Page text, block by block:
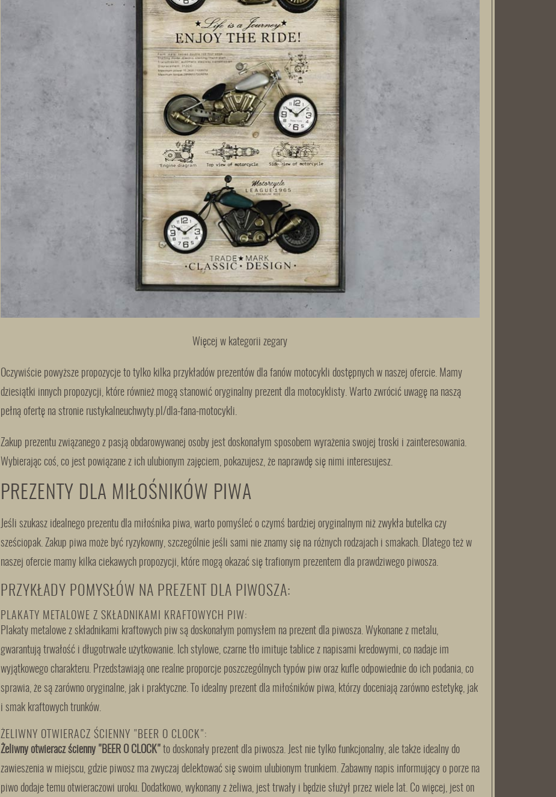
Więcej w kategorii zegary
Oczywiście powyższe propozycje to tylko kilka przykładów prezentów dla fanów motocykli dostępnych w naszej ofercie. Mamy
dziesiątki innych propozycji, które również mogą stanowić oryginalny prezent dla motocyklisty. Warto zwrócić uwagę na naszą
pełną ofertę na stronie rustykalneuchwyty.pl/dla-fana-motocykli.
Zakup prezentu związanego z pasją obdarowywanej osoby jest doskonałym sposobem wyrażenia swojej troski i zainteresowania.
Wybierając coś, co jest powiązane z ich ulubionym zajęciem, pokazujesz, że naprawdę się nimi interesujesz.
PREZENTY DLA MIŁOŚNIKÓW PIWA
Jeśli szukasz idealnego prezentu dla miłośnika piwa, warto pomyśleć o czymś bardziej oryginalnym niż zwykła butelka czy
sześciopak. Zakup piwa może być ryzykowny, szczególnie jeśli sami nie znamy się na różnych rodzajach i smakach. Dlatego też w
naszej ofercie mamy kilka ciekawych propozycji, które mogą okazać się trafionym prezentem dla prawdziwego piwosza.
PRZYKŁADY POMYSŁÓW NA PREZENT DLA PIWOSZA:
PLAKATY METALOWE Z SKŁADNIKAMI KRAFTOWYCH PIW:
Plakaty metalowe z składnikami kraftowych piw są doskonałym pomysłem na prezent dla piwosza. Wykonane z metalu,
gwarantują trwałość i długotrwałe użytkowanie. Ich stylowe, czarne tło imituje tablice z napisami kredowymi, co nadaje im
wyjątkowego charakteru. Przedstawiają one realne proporcje poszczególnych typów piw oraz kufle odpowiednie do ich podania, co
sprawia, że są zarówno oryginalne, jak i praktyczne. To idealny prezent dla miłośników piwa, którzy doceniają zarówno estetykę, jak
i smak kraftowych trunków.
ŻELIWNY OTWIERACZ ŚCIENNY "BEER O CLOCK":
Żeliwny otwieracz ścienny "BEER O CLOCK"to doskonały prezent dla piwosza. Jest nie tylko funkcjonalny, ale także idealny do
zawieszenia w miejscu, gdzie piwosz ma zwyczaj delektować się swoim ulubionym trunkiem. Zabawny napis informujący o porze na
piwo dodaje temu otwieraczowi uroku. Dodatkowo, wykonany z żeliwa, jest trwały i będzie służył przez wiele lat. Co więcej, jest on